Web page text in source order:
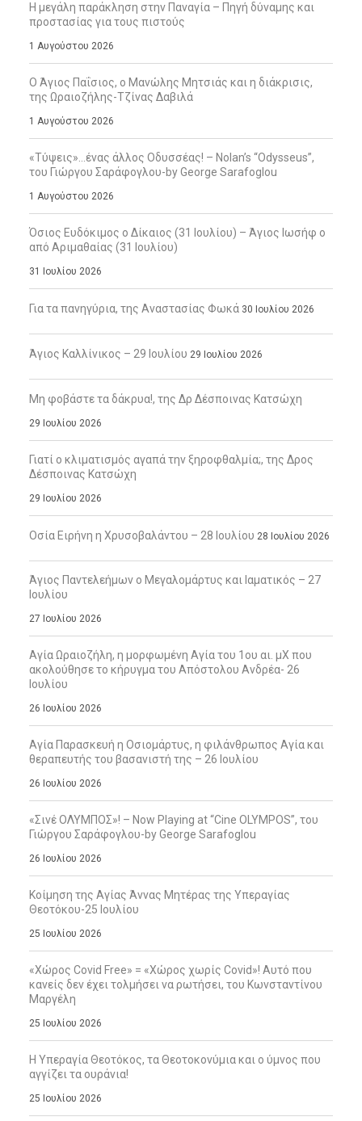
Η μεγάλη παράκληση στην Παναγία – Πηγή δύναμης και
προστασίας για τους πιστούς
1 Αυγούστου 2026
Ο Άγιος Παΐσιος, ο Μανώλης Μητσιάς και η διάκρισις,
της Ωραιοζήλης-Τζίνας Δαβιλά
1 Αυγούστου 2026
«Τύψεις»…ένας άλλος Οδυσσέας! – Nolan’s “Odysseus”,
του Γιώργου Σαράφογλου-by George Sarafoglou
1 Αυγούστου 2026
Όσιος Ευδόκιμος ο Δίκαιος (31 Ιουλίου) – Άγιος Ιωσήφ ο
από Αριμαθαίας (31 Ιουλίου)
31 Ιουλίου 2026
Για τα πανηγύρια, της Αναστασίας Φωκά 30 Ιουλίου 2026
Άγιος Καλλίνικος – 29 Ιουλίου 29 Ιουλίου 2026
Μη φοβάστε τα δάκρυα!, της Δρ Δέσποινας Κατσώχη
29 Ιουλίου 2026
Γιατί ο κλιματισμός αγαπά την ξηροφθαλμία;, της Δρος
Δέσποινας Κατσώχη
29 Ιουλίου 2026
Οσία Ειρήνη η Χρυσοβαλάντου – 28 Ιουλίου 28 Ιουλίου 2026
Άγιος Παντελεήμων ο Μεγαλομάρτυς και Ιαματικός – 27
Ιουλίου
27 Ιουλίου 2026
Αγία Ωραιοζήλη, η μορφωμένη Αγία του 1ου αι. μΧ που
ακολούθησε το κήρυγμα του Απόστολου Ανδρέα- 26
Ιουλίου
26 Ιουλίου 2026
Αγία Παρασκευή η Οσιομάρτυς, η φιλάνθρωπος Αγία και
θεραπευτής του βασανιστή της – 26 Ιουλίου
26 Ιουλίου 2026
«Σινέ ΟΛΥΜΠΟΣ»! – Now Playing at “Cine OLYMPOS”, του
Γιώργου Σαράφογλου-by George Sarafoglou
26 Ιουλίου 2026
Κοίμηση της Αγίας Άννας Μητέρας της Υπεραγίας
Θεοτόκου-25 Ιουλίου
25 Ιουλίου 2026
«Χώρος Covid Free» = «Χώρος χωρίς Covid»! Αυτό που
κανείς δεν έχει τολμήσει να ρωτήσει, του Κωνσταντίνου
Μαργέλη
25 Ιουλίου 2026
Η Υπεραγία Θεοτόκος, τα Θεοτοκονύμια και ο ύμνος που
αγγίζει τα ουράνια!
25 Ιουλίου 2026